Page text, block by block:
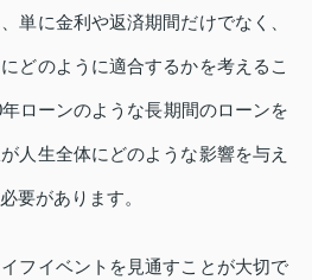
単に金利や返済期間だけでなく、
どのように適合するかを考えるこ
ローンのような長期間のローンを
人生全体にどのような影響を与え
要があります。
フイベントを見通すことが大切で